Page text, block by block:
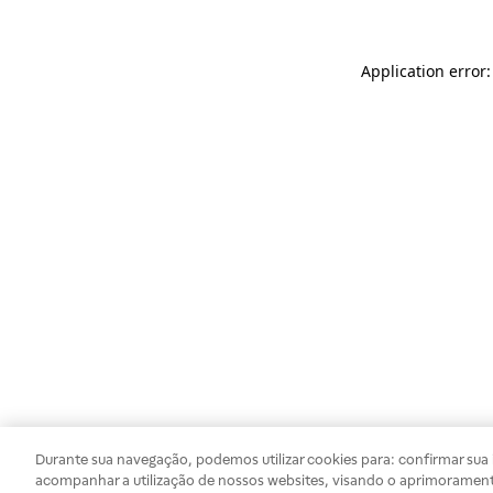
Application
Durante sua navegação, podemos utilizar cookies para: confirmar
acompanhar a utilização de nossos websites, visando o